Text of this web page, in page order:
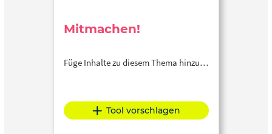
Mitmachen!
Füge Inhalte zu diesem Thema hinzu…
Tool vorschlagen